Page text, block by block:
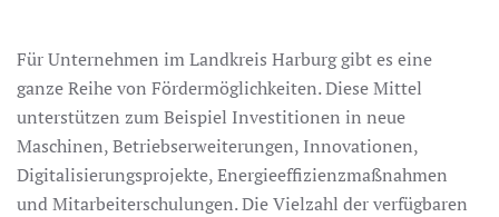
Für Unternehmen im Landkreis Harburg gibt es eine
ganze Reihe von Fördermöglichkeiten. Diese Mittel
unterstützen zum Beispiel Investitionen in neue
Maschinen, Betriebserweiterungen, Innovationen,
Digitalisierungsprojekte, Energieeffizienzmaßnahmen
und Mitarbeiterschulungen. Die Vielzahl der verfügbaren